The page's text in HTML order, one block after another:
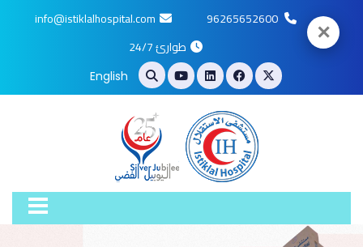
96265652600
info@istiklalhospital.com
طوارئ 24/7
English
✕